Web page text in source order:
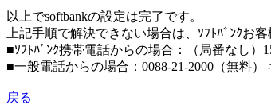
以上でsoftbankの設定は完了です。
上記手順で解決できない場合は、ｿﾌﾄﾊﾞﾝｸお
■ｿﾌﾄﾊﾞﾝｸ携帯電話からの場合：（局番なし）
■一般電話からの場合：0088-21-2000（無料
戻る